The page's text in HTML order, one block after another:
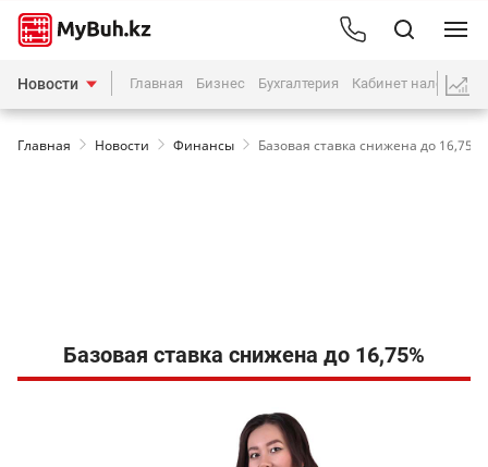
Новости Главная Бизнес Бухгалтерия Кабинет
Главная Новости Финансы Базовая ставка снижена до 16,75%
Базовая ставка снижена до 16,75%